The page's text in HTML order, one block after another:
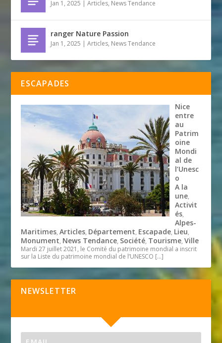
Jan 1, 2025 |Articles, News Tendance
ranger Nature Passion
Jan 1, 2025 |Articles, News Tendance
ESCAPADES
Nice
entre
au
Patrim
oine
Mondi
al de
l’Unesc
o
A la
une,
Activit
és,
Alpes-
Maritimes,Articles, Département, Escapade, Lieu,
Monument, News Tendance, Société, Tourisme,Ville
Mardi 27 juillet 2021, le Comité du patrimoine mondial a inscrit
sur la Liste du patrimoine mondial de l’UNESCO […]
NEWSLETTER